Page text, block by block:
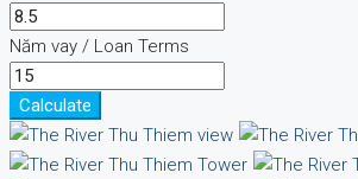
Năm vay / Loan Terms
Calculate